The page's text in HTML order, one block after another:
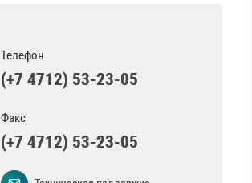
Телефон
(+7 4712) 53-23-05
Факс
(+7 4712) 53-23-05